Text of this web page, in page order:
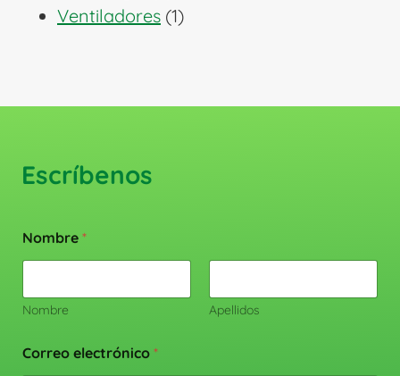
productos
Ventiladores 11
Escríbenos
Nombre *
Nombre Apellidos
Correo electrónico *